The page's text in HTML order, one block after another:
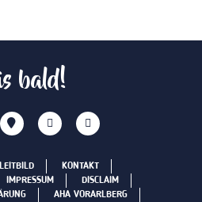
bald!
LEITBILD
KONTAKT
IMPRESSUM
DISCLAIM
AHA VORARLBERG